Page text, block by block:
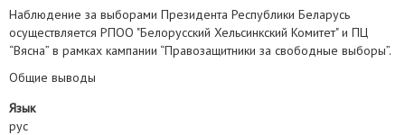
Наблюдение за выборами Президента Республики Беларусь
осуществляется РПОО "Белорусский Хельсинкский Комитет" и ПЦ
“Вясна” в рамках кампании “Правозащитники за свободные выборы”.
Общие выводы
Язык
рус